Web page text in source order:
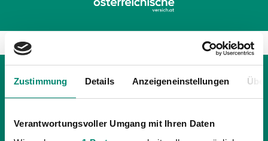
Zustimmung Details Anzeigeneinstellungen
Verantwortungsvoller Umgang mit Ihren Daten